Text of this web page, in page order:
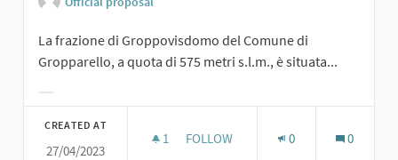
La frazione di Groppovisdomo del Comune di
Gropparello, a quota di 575 metri s.l.m., è situata...
CREATED AT
27/04/2023
1 1 FOLLOWER
FOLLOW 0 0